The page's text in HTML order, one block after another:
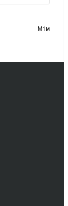
М1м